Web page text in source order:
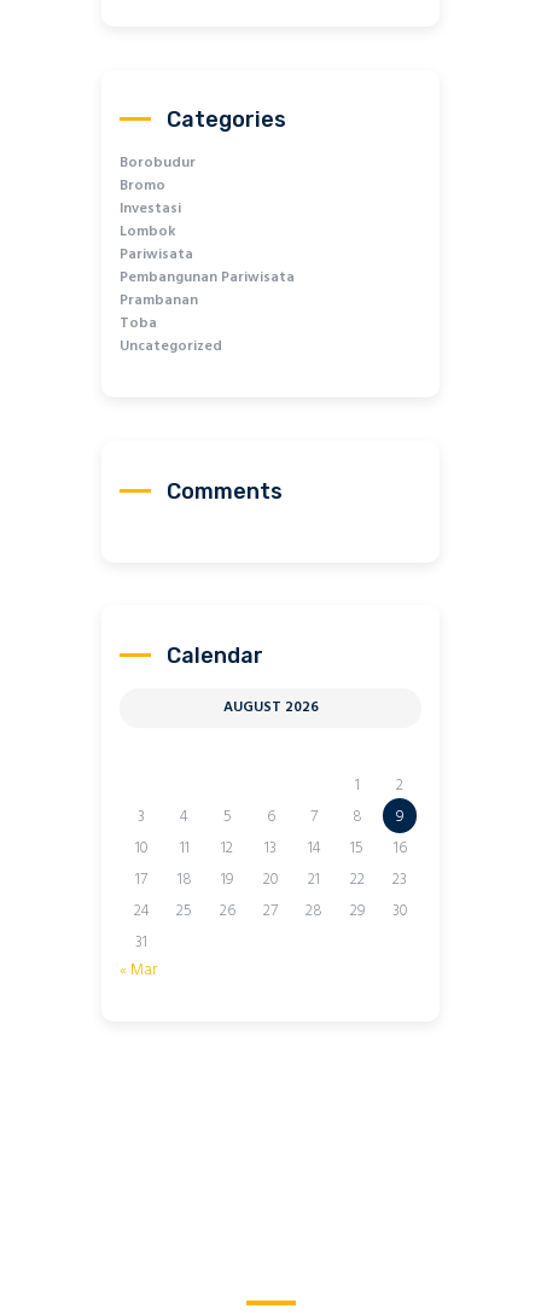
Categories
Borobudur
Bromo
Investasi
Lombok
Pariwisata
Pembangunan Pariwisata
Prambanan
Toba
Uncategorized
Comments
Calendar
AUGUST 2026
1
2
3
4 5 6 7 8
9
10
11 12 13 14 15
16
17
18 19 20 21 22
23
24
25 26 27 28 29
30
31
« Mar